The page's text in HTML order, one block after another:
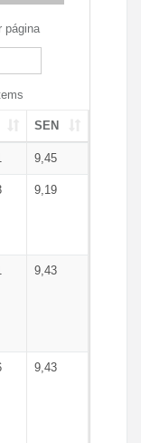
página
SEN
9,45
9,19
9,43
9,43